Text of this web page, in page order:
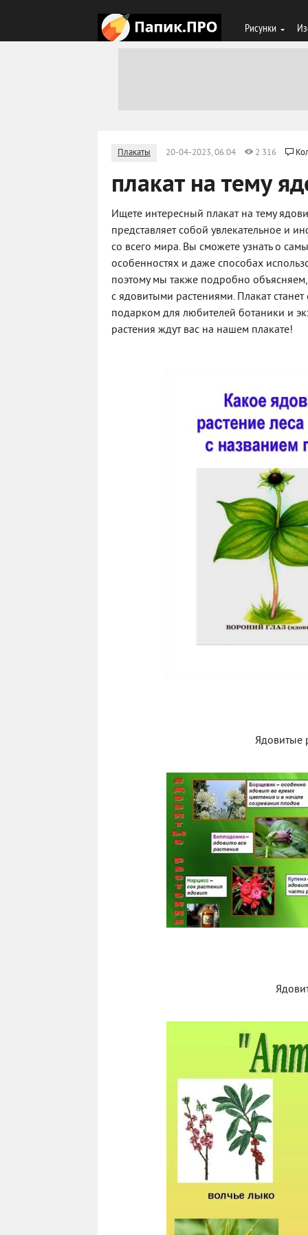
Рисунки
Плакаты 20-04-2023, 06:04 2 316
плакат на тему
Ищете интересный плакат на тему
представляет собой увлекательное и
со всего мира. Вы сможете узнать о
особенностях и даже способах
поэтому мы также подробно
с ядовитыми растениями. Плакат
подарком для любителей ботаники и
растения ждут вас на нашем плакате!
Ядовитые